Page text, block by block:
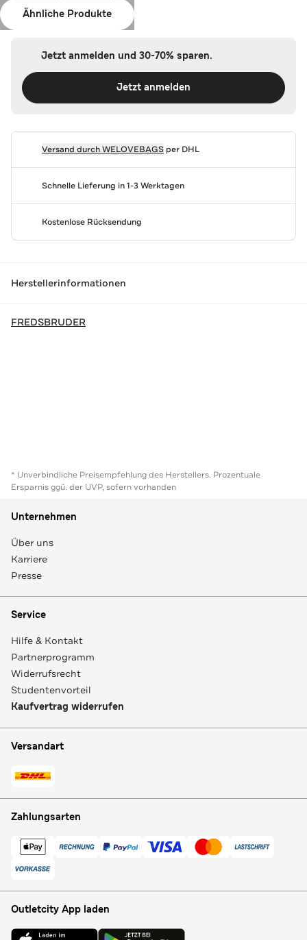
Ähnliche Produkte
Farbe:powder taupe
Jetzt anmelden und 30-70% sparen.
Jetzt anmelden
Versand durchWELOVEBAGSper DHL
Schnelle Lieferung in 1-3 Werktagen
Kostenlose Rücksendung
Herstellerinformationen
FREDSBRUDER
* Unverbindliche Preisempfehlung des Herstellers. Prozentuale
Ersparnis ggü. der UVP, sofern vorhanden
Unternehmen
Über uns
Karriere
Presse
Service
Hilfe & Kontakt
Partnerprogramm
Widerrufsrecht
Studentenvorteil
Kaufvertrag widerrufen
Versandart
Zahlungsarten
Outletcity App laden